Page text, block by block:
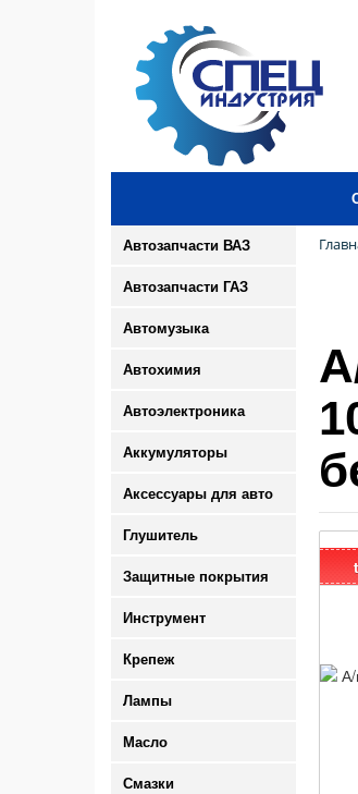
Автозапчасти ВАЗ
Автозапчасти ГАЗ
Автомузыка
Автохимия
Автоэлектроника
Аккумуляторы
Аксессуары для авто
Глушитель
Защитные покрытия
Инструмент
Крепеж
Лампы
Масло
Смазки